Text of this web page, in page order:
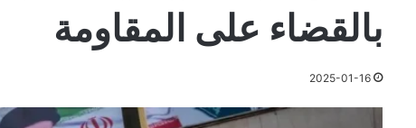
بالقضاء على المقاومة
2025-01-16